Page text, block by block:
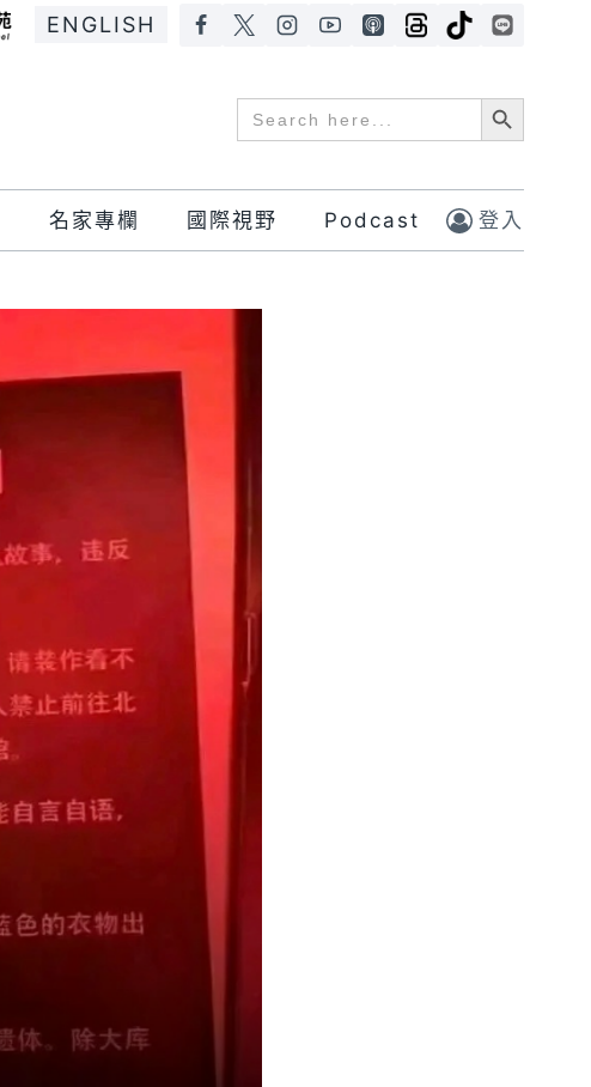
ENGLISH
Search
for:
Search Button
名家專欄 國際視野 Podcast 登入